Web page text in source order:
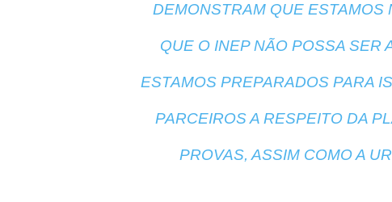
DEMONSTRAM QUE ESTAMOS
QUE O INEP NÃO POSSA SER
ESTAMOS PREPARADOS PARA
PARCEIROS A RESPEITO DA
PROVAS, ASSIM COMO A